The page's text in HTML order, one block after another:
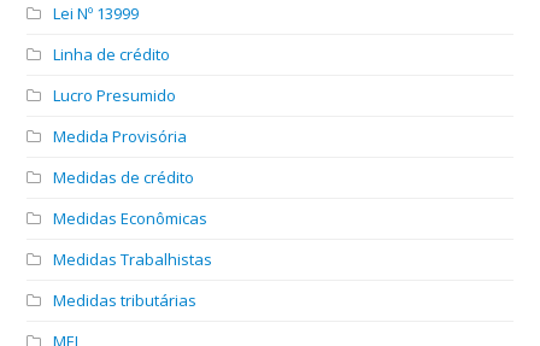
Lei Nº 13999
Linha de crédito
Lucro Presumido
Medida Provisória
Medidas de crédito
Medidas Econômicas
Medidas Trabalhistas
Medidas tributárias
MEI